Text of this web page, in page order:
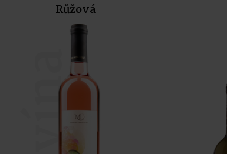
Do košíku
Růžová
vína